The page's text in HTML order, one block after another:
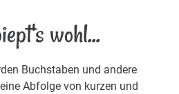
wohl...
Buchstaben und andere
Abfolge von kurzen und